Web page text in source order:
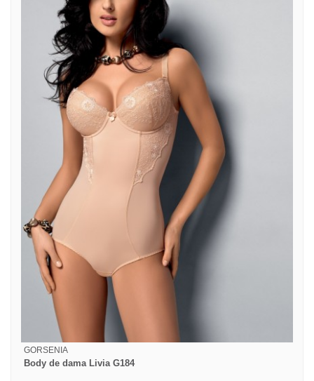
GORSENIA
Body de dama Livia G184